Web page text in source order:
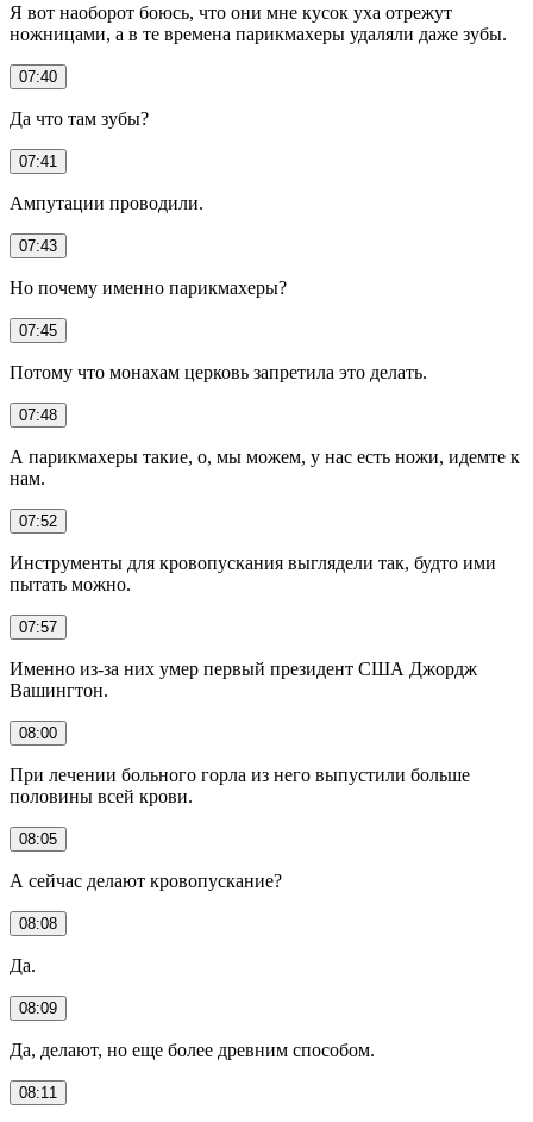
Я вот наоборот боюсь, что они мне кусок уха отрежут
ножницами, а в те времена парикмахеры удаляли даже зубы.
07:40
Да что там зубы?
07:41
Ампутации проводили.
07:43
Но почему именно парикмахеры?
07:45
Потому что монахам церковь запретила это делать.
07:48
А парикмахеры такие, о, мы можем, у нас есть ножи, идемте к
нам.
07:52
Инструменты для кровопускания выглядели так, будто ими
пытать можно.
07:57
Именно из-за них умер первый президент США Джордж
Вашингтон.
08:00
При лечении больного горла из него выпустили больше
половины всей крови.
08:05
А сейчас делают кровопускание?
08:08
Да.
08:09
Да, делают, но еще более древним способом.
08:11